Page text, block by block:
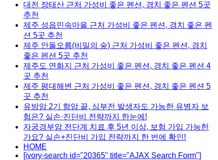
대전 장태산 근처 가성비 좋은 펜션, 경치 좋은 펜션 5곳
추천
제주 성읍민속마을 근처 가성비 좋은 펜션, 경치 좋은 펜
션 5곳 추천
제주 안돌오름(비밀의 숲) 근처 가성비 좋은 펜션, 경치
좋은 펜션 5곳 추천
제주도 연화지 근처 가성비 좋은 펜션, 경치 좋은 펜션 4
곳 추천
제주 평대해변 근처 가성비 좋은 펜션, 경치 좋은 펜션 5
곳 추천
유방암 2기 항암 끝, 심부전 발생자도 가능한 유병자 보
험은? 실손·진단비 전략까지 한눈에!
자궁경부암 전단계 치료 후 5년 이상, 보험 가입 가능한
가요? 실손+진단비 가입 전략까지 한 번에 확인!
HOME
[ivory-search id="20365" title="AJAX Search Form"]